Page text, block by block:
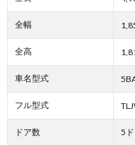
全幅
全高
車名型式
フル型式
ドア数 5